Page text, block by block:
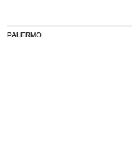
PALERMO